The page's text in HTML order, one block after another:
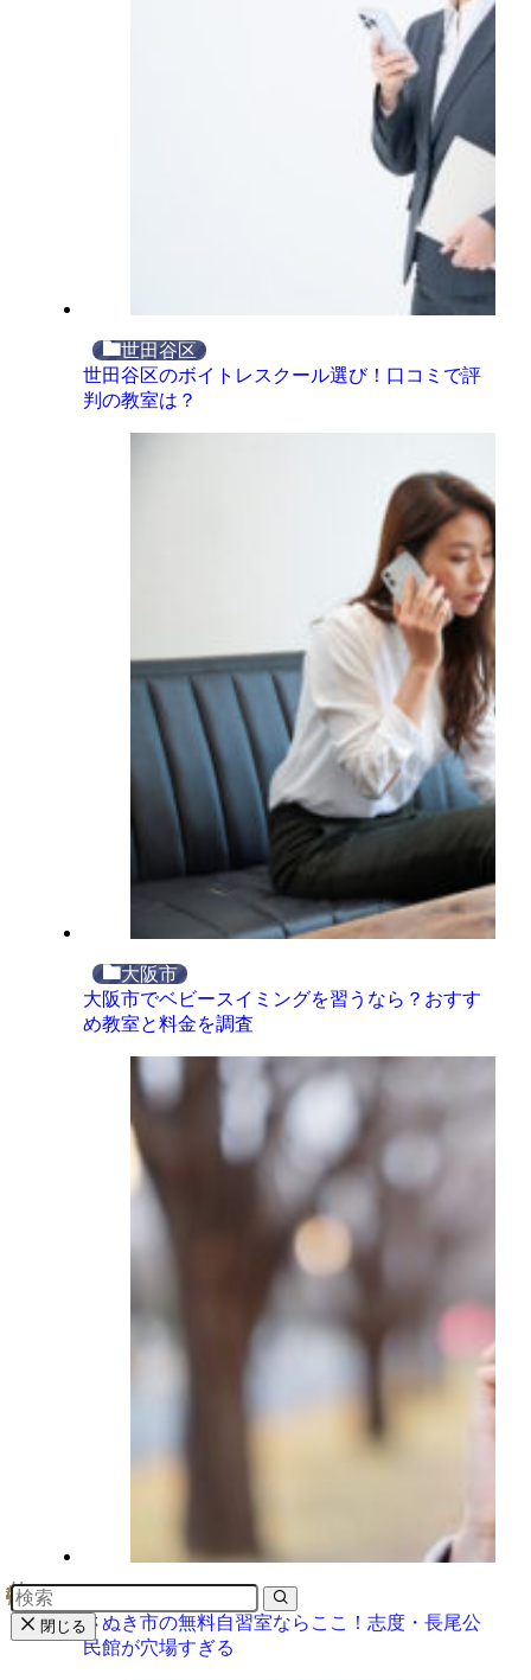
世田谷区
世田谷区のボイトレスクール選び！口コミで評
判の教室は？
大阪市
大阪市でベビースイミングを習うなら？おすす
め教室と料金を調査
さぬき市の無料自習室ならここ！志度・長尾公
民館が穴場すぎる
閉じる